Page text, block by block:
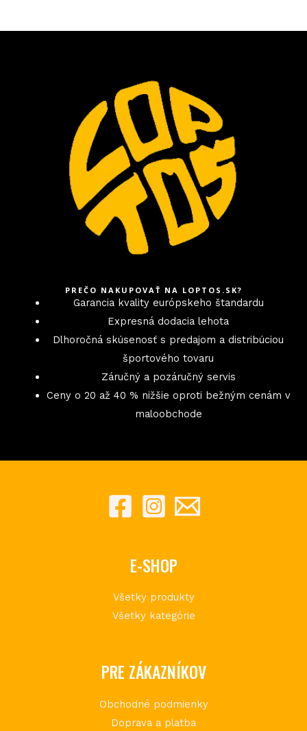
PREČO NAKUPOVAŤ NA LOPTOS.SK?
Garancia kvality európskeho štandardu
Expresná dodacia lehota
Dlhoročná skúsenosť s predajom a distribúciou
športového tovaru
Záručný a pozáručný servis
Ceny o 20 až 40 % nižšie oproti bežným cenám v
maloobchode
E-SHOP
Všetky produkty
Všetky kategórie
PRE ZÁKAZNÍKOV
Obchodné podmienky
Doprava a platba